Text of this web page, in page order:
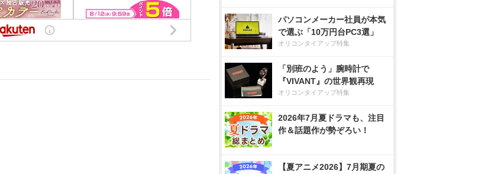
パソコンメーカー社員が本気
で選ぶ「10万円台PC3選」
オリコンタイアップ特集
「別班のよう」腕時計で
『VIVANT』の世界観再現
オリコンタイアップ特集
2026年7月夏ドラマも、注目
作＆話題作が勢ぞろい！
【夏アニメ2026】7月期夏の